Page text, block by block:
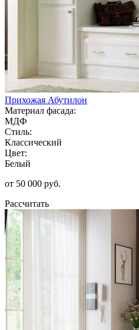
Прихожая Абутилон
Материал фасада:
МДФ
Стиль:
Классический
Цвет:
Белый
от 50 000 руб.
Рассчитать